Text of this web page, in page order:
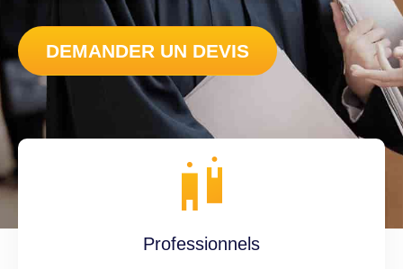
DEMANDER UN DEVIS
Professionnels